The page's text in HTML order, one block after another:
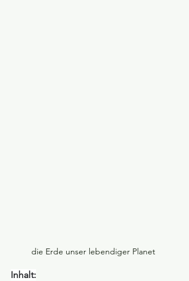
die Erde unser lebendiger Planet
Inhalt: